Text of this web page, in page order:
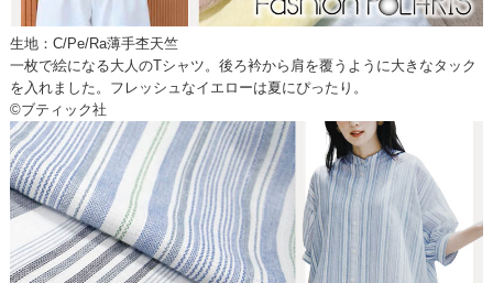
生地：C/Pe/Ra薄手杢天竺
一枚で絵になる大人のTシャツ。後ろ衿から肩を覆うように大きなタック
を入れました。フレッシュなイエローは夏にぴったり。
©ブティック社